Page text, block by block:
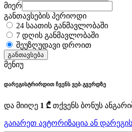
მიერ
განთავსების პერიოდი
24 საათის განმავლობაში
7 დღის განმავლობაში
შეუზღუდავი დროით
განთავსება
მენიუ
დარეგისტრირდით ჩვენს ვებ-გვერდზე
და მიიღე 1 ₾ თქვენს ბონუს
გაიარეთ ავტორიზაცია ან